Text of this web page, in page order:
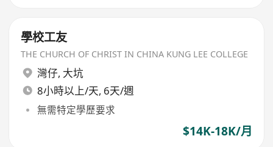
學校工友
THE CHURCH OF CHRIST IN CHINA KUNG LEE COLLEGE
灣仔, 大坑
8小時以上/天, 6天/週
無需特定學歷要求
$14K-18K/月